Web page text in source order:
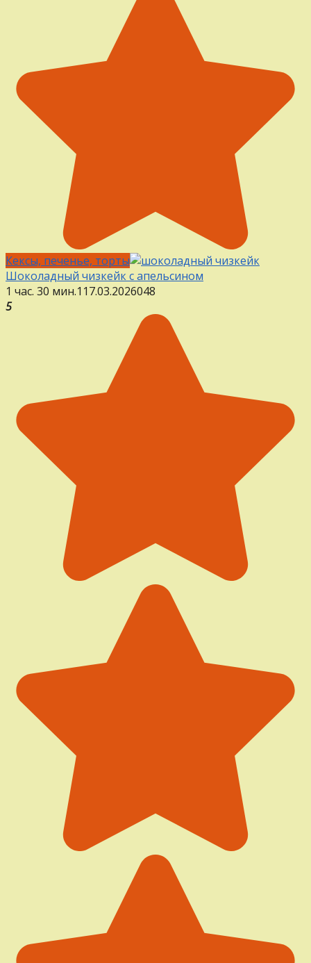
Кексы, печенье, торты
Шоколадный чизкейк с апельсином
1 час. 30 мин.1 17.03.2026048
5